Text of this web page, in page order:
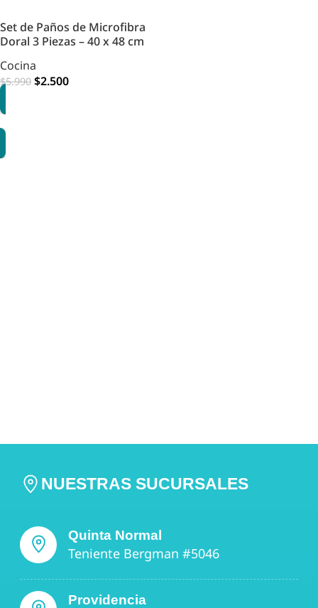
Set de Paños de Microfibra
Doral 3 Piezas – 40 x 48 cm
Cocina
$5.990 $2.500
NUESTRAS SUCURSALES
Quinta Normal
Teniente Bergman #5046
Providencia